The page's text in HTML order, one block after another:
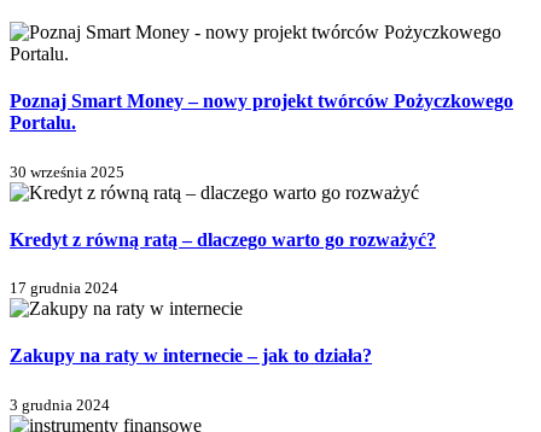
Poznaj Smart Money – nowy projekt twórców Pożyczkowego
Portalu.
30 września 2025
Kredyt z równą ratą – dlaczego warto go rozważyć?
17 grudnia 2024
Zakupy na raty w internecie – jak to działa?
3 grudnia 2024